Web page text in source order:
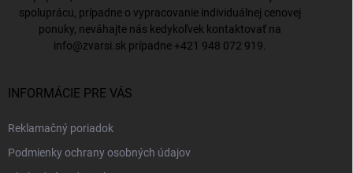
spoluprácu, prípadne o vypracovanie individuálnej cenovej
ponuky, neváhajte nás kedykoľvek kontaktovať na
info@zvarsi.sk prípadne +421 948 072 919
INFORMÁCIE PRE VÁS
Reklamačný poriadok
Podmienky ochrany osobných údajov